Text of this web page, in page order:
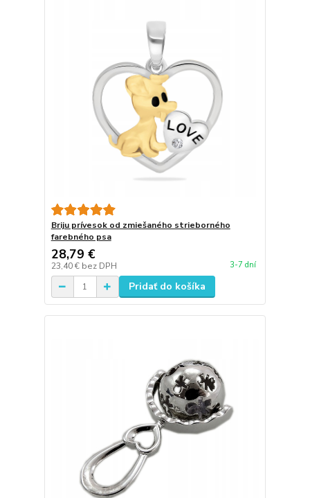
Briju prívesok od zmiešaného strieborného
farebného psa
28,79 €
23,40 € bez DPH 3-7 dní
Pridať do košíka